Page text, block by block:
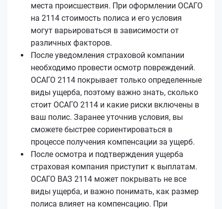
места происшествия. При оформлении ОСАГО
на 2114 стоимость полиса и его условия
могут варьироваться в зависимости от
различных факторов.
После уведомления страховой компании
необходимо провести осмотр повреждений.
ОСАГО 2114 покрывает только определенные
виды ущерба, поэтому важно знать, сколько
стоит ОСАГО 2114 и какие риски включены в
ваш полис. Заранее уточнив условия, вы
сможете быстрее сориентироваться в
процессе получения компенсации за ущерб.
После осмотра и подтверждения ущерба
страховая компания приступит к выплатам.
ОСАГО ВАЗ 2114 может покрывать не все
виды ущерба, и важно понимать, как размер
полиса влияет на компенсацию. При